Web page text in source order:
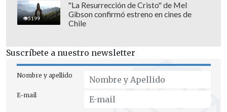
5199
"La Resurrección de Cristo" de Mel
Gibson confirmó estreno en cines de
Chile
Suscríbete a nuestro newsletter
Nombre y apellido
E-mail